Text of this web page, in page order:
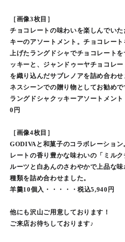
［画像3枚目］
チョコレートの味わいを楽しんでい
キーのアソートメント。チョコレー
上げたラングドシャでチョコレート
ッキーと、ジャンドゥーヤチョコレ
を織り込んだサブレノアを詰め合わ
ネスシーンでの贈り物としてお勧めで
ラングドシャクッキーアソートメン
0円
［画像4枚目］
GODIVAと和菓子のコラボレーショ
レートの香り豊かな味わいの「ミル
ルーツと白あんのさわやかで上品な
種類を詰め合わせました。
羊羹10個入・・・・・税込5,940円
他にも沢山ご用意しております！
ご来店お待ちしております♪